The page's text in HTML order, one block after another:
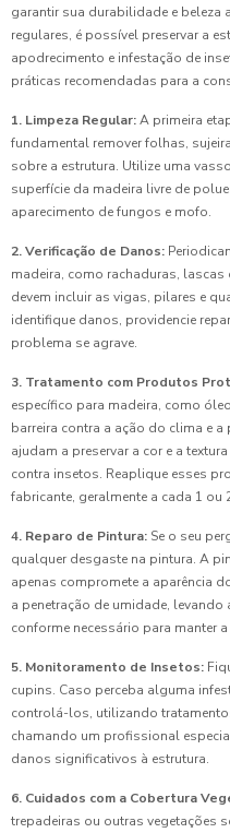
garantir sua durabilidade e
regulares, é possível preservar a
apodrecimento e infestação de
práticas recomendadas para a
1. Limpeza Regular:A primeira
fundamental remover folhas,
sobre a estrutura. Utilize uma
superfície da madeira livre de
aparecimento de fungos e mofo.
2. Verificação de Danos:
madeira, como rachaduras,
devem incluir as vigas, pilares e
identifique danos, providencie
problema se agrave.
3. Tratamento com Produtos
específico para madeira, como
barreira contra a ação do clima e
ajudam a preservar a cor e a
contra insetos. Reaplique esses
fabricante, geralmente a cada 1 ou
4. Reparo de Pintura: Se o seu
qualquer desgaste na pintura. A
apenas compromete a aparência
a penetração de umidade,
conforme necessário para manter
5. Monitoramento de Insetos:
cupins. Caso perceba alguma
controlá-los, utilizando
chamando um profissional
danos significativos à estrutura.
6. Cuidados com a Cobertura
trepadeiras ou outras vegetações